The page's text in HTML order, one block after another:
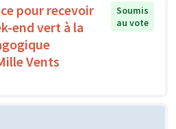
pour recevoir
end vert à la
Vents
Soumis
au vote